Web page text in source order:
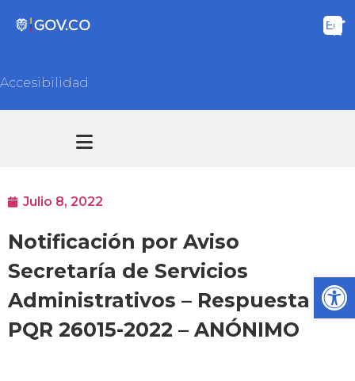
Accesibilidad
Julio 8, 2022
Notificación por Aviso
Secretaría de Servicios
Administrativos – Respuesta
PQR 26015-2022 – ANÓNIMO